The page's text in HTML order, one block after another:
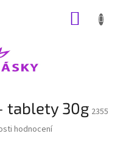
tablety 30g 2355
hodnocení